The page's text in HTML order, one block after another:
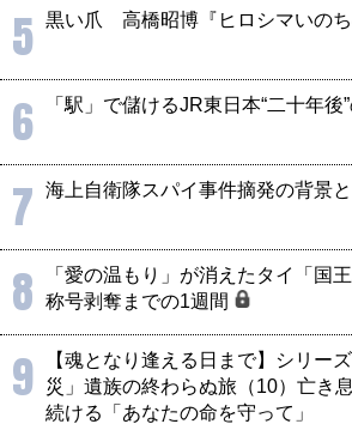
5 黒い爪 高橋昭博『ヒロシマいのち
6 「駅」で儲けるJR東日本“二十年後
7 海上自衛隊スパイ事件摘発の背景
8
「愛の温もり」が消えたタイ「国
称号剥奪までの1週間
9
【魂となり逢える日まで】シリー
災」遺族の終わらぬ旅（10）亡き
続ける「あなたの命を守って」